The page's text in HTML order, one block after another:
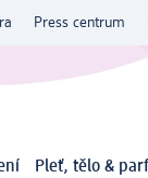
Press centrum
Pleť, tělo &